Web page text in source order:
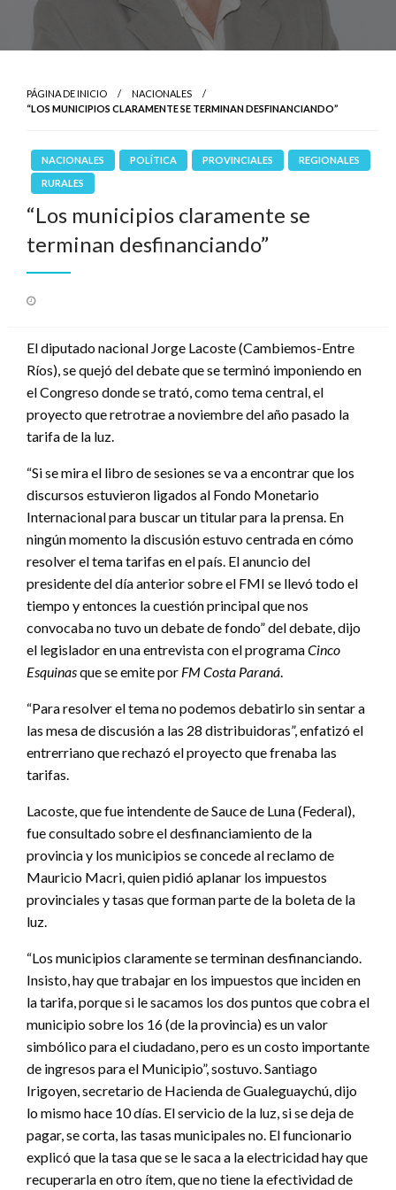
PÁGINA DE INICIO
NACIONALES
“LOS MUNICIPIOS CLARAMENTE SE TERMINAN DESFINANCIANDO”
NACIONALES POLÍTICA PROVINCIALES
REGIONALES
RURALES
“Los municipios claramente se
terminan desfinanciando”
El diputado nacional Jorge Lacoste (Cambiemos-Entre
Ríos), se quejó del debate que se terminó imponiendo en
el Congreso donde se trató, como tema central, el
proyecto que retrotrae a noviembre del año pasado la
tarifa de la luz.
“Si se mira el libro de sesiones se va a encontrar que los
discursos estuvieron ligados al Fondo Monetario
Internacional para buscar un titular para la prensa. En
ningún momento la discusión estuvo centrada en cómo
resolver el tema tarifas en el país. El anuncio del
presidente del día anterior sobre el FMI se llevó todo el
tiempo y entonces la cuestión principal que nos
convocaba no tuvo un debate de fondo” del debate, dijo
el legislador en una entrevista con el programaCinco
Esquinasque se emite por FM Costa Paraná.
“Para resolver el tema no podemos debatirlo sin sentar a
las mesa de discusión a las 28 distribuidoras”, enfatizó el
entrerriano que rechazó el proyecto que frenaba las
tarifas.
Lacoste, que fue intendente de Sauce de Luna (Federal),
fue consultado sobre el desfinanciamiento de la
provincia y los municipios se concede al reclamo de
Mauricio Macri, quien pidió aplanar los impuestos
provinciales y tasas que forman parte de la boleta de la
luz.
“Los municipios claramente se terminan desfinanciando.
Insisto, hay que trabajar en los impuestos que inciden en
la tarifa, porque si le sacamos los dos puntos que cobra el
municipio sobre los 16 (de la provincia) es un valor
simbólico para el ciudadano, pero es un costo importante
de ingresos para el Municipio”, sostuvo. Santiago
Irigoyen, secretario de Hacienda de Gualeguaychú, dijo
lo mismo hace 10 días. El servicio de la luz, si se deja de
pagar, se corta, las tasas municipales no. El funcionario
explicó que la tasa que se le saca a la electricidad hay que
recuperarla en otro ítem, que no tiene la efectividad de